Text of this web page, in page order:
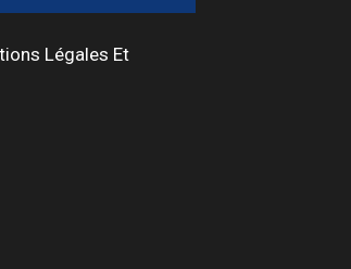
Légales Et